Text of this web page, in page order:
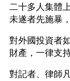
二十多人集體
未遂者先施暴
對外國投資者
財產，一律支
對記者、律師